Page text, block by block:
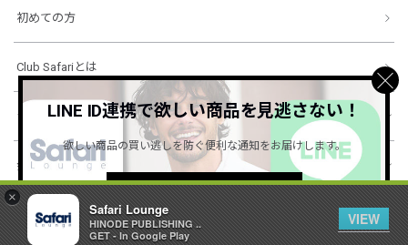
×
Safari Lounge
HINODE PUBLISHING ..
GET - In Google Play
VIEW
初めての方
Club Safariとは
ショッピングガイド
会社概要・規約
© 1996-2026 HINODE PUBLISHING co., ltd. All Rights Reserved.
LINE ID連携で欲しい商品を見逃さない！
欲しい商品の買い逃しを防ぐ便利な通知をお届けします。
詳しくはこちら ＞